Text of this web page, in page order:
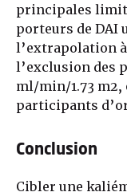
principales
porteurs de
l’extrapolation
l’exclusion des
ml/min/1.73 m2,
participants
Conclusion
Cibler une